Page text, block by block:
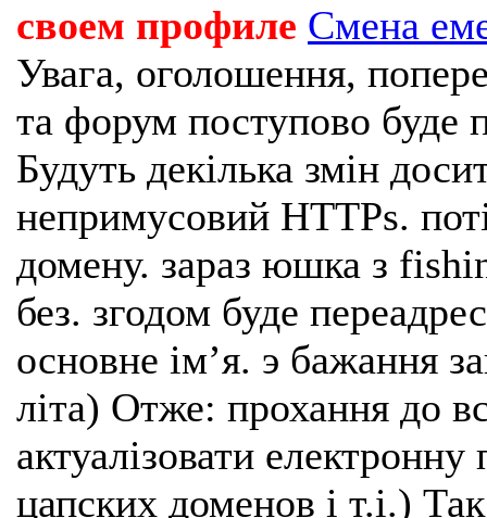
своем профиле Смена
Увага, оголошення,
та форум поступово буде
Будуть декілька змін
непримусовий HTTPs.
домену. зараз юшка з
без. згодом буде
основне імʼя. э бажання
літа) Отже: прохання до
актуалізовати
цапских доменов і т.і.)